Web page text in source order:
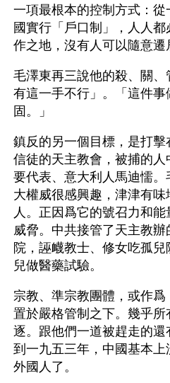
一項最根本的控制方式：
國實行「戶口制」，人人
作之地，沒有人可以隨意遷
毛澤東再三說他的殺、關
有這一手不行」。「這件
固。」
鎮反的另一個目標，是打
信徒的天主教會，被捕的
要代表、意大利人馬迪懦
大權威很感興趣，津津有味
人。正因爲它的號召力和
威脅。中共接管了天主教
院，誣衊教士、修女吃孤
兒做醫藥試驗。
宗教、準宗教團體，或作
置於嚴格管制之下。幾乎
逐。跟他們一道被趕走的還
到一九五三年，中國基本
外國人了。